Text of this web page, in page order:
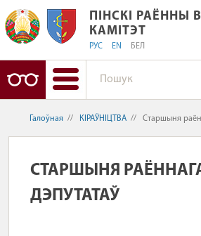
ПІНСКІ РАЁННЫ
ПІНСКІ РАЁННЫ
КАМІТЭТ
РУС EN БЕЛ
Галоўная // КІРАЎНІЦТВА // Старшыня
СТАРШЫНЯ
ДЭПУТАТАЎ